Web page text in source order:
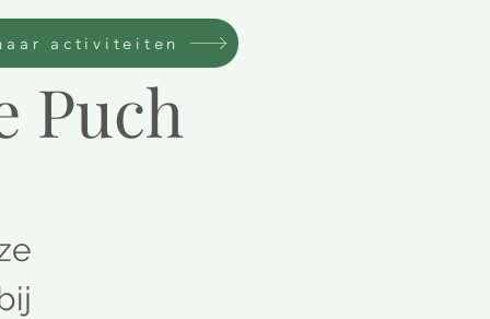
Puch
activiteiten